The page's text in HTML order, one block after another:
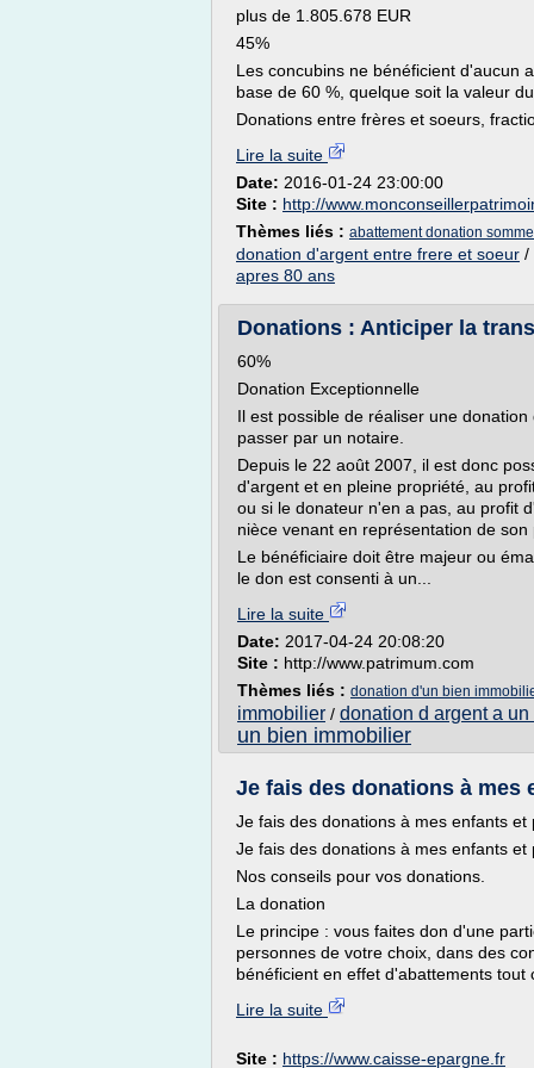
plus de 1.805.678 EUR
45%
Les concubins ne bénéficient d'aucun
base de 60 %, quelque soit la valeur
Donations entre frères et soeurs,
Lire la suite
Date: 2016-01-24 23:00:00
Site : http://
Thèmes liés : abattement donation
donation d'argent entre frere et soeur /
apres 80 ans
Donations : Anticiper la
60%
Donation Exceptionnelle
Il est possible de réaliser une
passer par un notaire.
Depuis le 22 août 2007, il est donc
d'argent et en pleine propriété, au
ou si le donateur n'en a pas, au profit
nièce venant en représentation de
Le bénéficiaire doit être majeur ou
le don est consenti à un...
Lire la suite
Date: 2017-04-24 20:08:20
Site : http://www.patrimum.com
Thèmes liés : donation d'un bien
immobilier / donation d argent a un
un bien immobilier
Je fais des donations à mes
Je fais des donations à mes enfants et
Je fais des donations à mes enfants et
Nos conseils pour vos donations.
La donation
Le principe : vous faites don d'une
personnes de votre choix, dans des
bénéficient en effet d'abattements tout
Lire la suite
Site : https://www.caisse-epargne.fr